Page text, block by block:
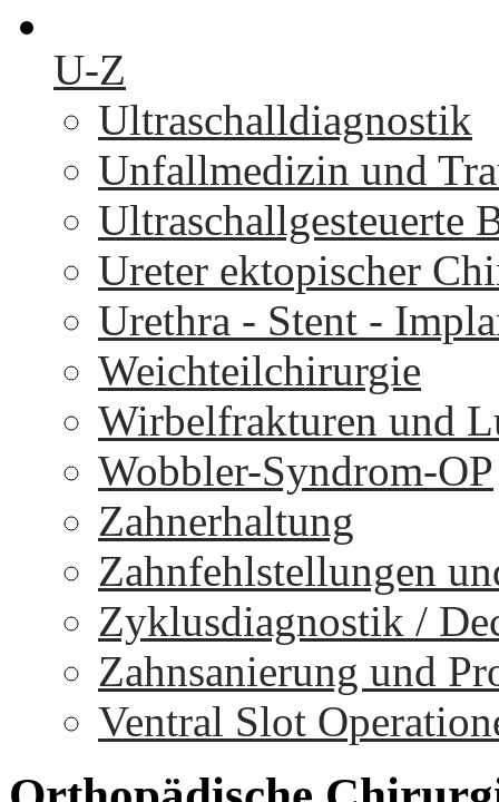
U-Z
Ultraschalldiagnostik
Unfallmedizin und
Ultraschallgesteuerte
Ureter ektopischer
Urethra - Stent -
Weichteilchirurgie
Wirbelfrakturen und
Wobbler-Syndrom-OP
Zahnerhaltung
Zahnfehlstellungen
Zyklusdiagnostik /
Zahnsanierung und
Ventral Slot